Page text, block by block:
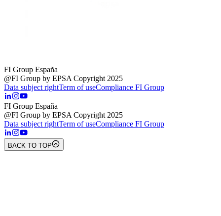
FI Group España
@FI Group by EPSA Copyright 2025
Data subject rightTerm of useCompliance FI Group
FI Group España
@FI Group by EPSA Copyright 2025
Data subject rightTerm of useCompliance FI Group
BACK TO TOP